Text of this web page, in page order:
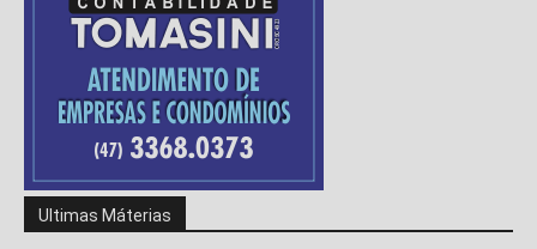
Ultimas Máterias
Isso vai fechar em